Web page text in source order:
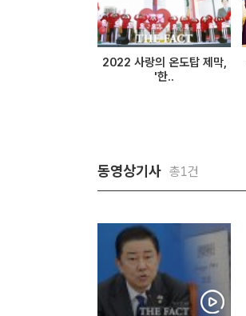
2022 사랑의 온도탑 제막,
'한..
동영상기사 총1건